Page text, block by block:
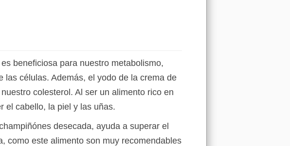
beneficiosa para nuestro metabolismo,
células. Además, el yodo de la crema de
colesterol. Al ser un alimento rico en
el cabello, la piel y las uñas.
desecada, ayuda a superar el
como este alimento son muy recomendables